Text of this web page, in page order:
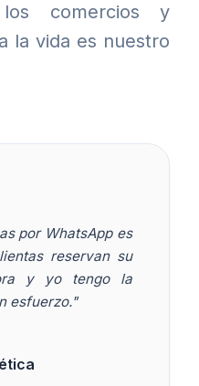
comercios y
la vida es nuestro
por WhatsApp es
reservan su
y yo tengo la
esfuerzo."